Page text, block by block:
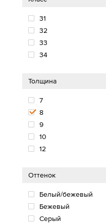
31
32
33
34
Толщина
7
8
9
10
12
Оттенок
Белый/бежевый
Бежевый
Серый